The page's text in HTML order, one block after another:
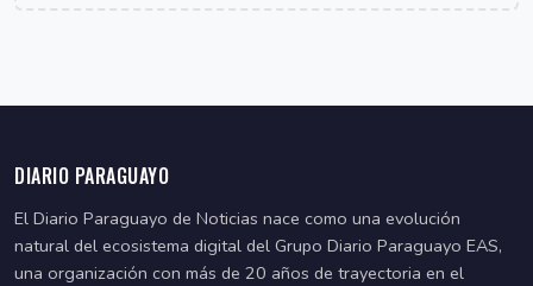
DIARIO PARAGUAYO
El Diario Paraguayo de Noticias nace como una evolución
natural del ecosistema digital del Grupo Diario Paraguayo EAS,
una organización con más de 20 años de trayectoria en el